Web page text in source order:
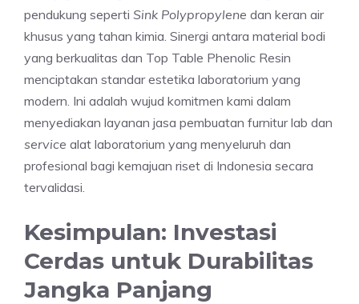
pendukung seperti Sink Polypropylene dan keran air
khusus yang tahan kimia. Sinergi antara material bodi
yang berkualitas dan Top Table Phenolic Resin
menciptakan standar estetika laboratorium yang
modern. Ini adalah wujud komitmen kami dalam
menyediakan layanan jasa pembuatan furnitur lab dan
service alat laboratorium yang menyeluruh dan
profesional bagi kemajuan riset di Indonesia secara
tervalidasi.
Kesimpulan: Investasi
Cerdas untuk Durabilitas
Jangka Panjang